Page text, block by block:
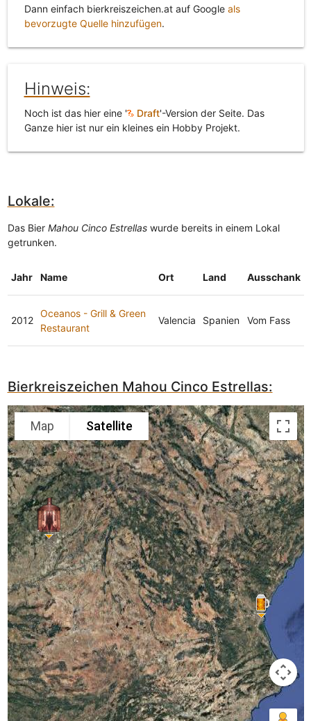
Dann einfach bierkreiszeichen.at auf Google als
bevorzugte Quelle hinzufügen.
Hinweis:
Noch ist das hier eine ' Draft'-Version der Seite. Das
Ganze hier ist nur ein kleines ein Hobby Projekt.
Lokale:
Das Bier Mahou Cinco Estrellaswurde bereits in einem Lokal
getrunken.
Jahr Name Ort Land Ausschank
2012
Oceanos - Grill & Green
Restaurant
Valencia Spanien Vom Fass
Bierkreiszeichen Mahou Cinco Estrellas:
Map Satellite